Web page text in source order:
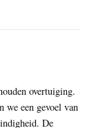
overtuiging.
we een gevoel van
De